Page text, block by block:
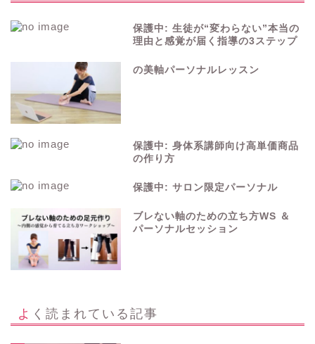
保護中: 生徒が“変わらない”本当の
理由と感覚が届く指導の3ステップ
の美軸パーソナルレッスン
保護中: 身体系講師向け高単価商品
の作り方
保護中: サロン限定パーソナル
ブレない軸のための立ち方WS ＆
パーソナルセッション
よく読まれている記事